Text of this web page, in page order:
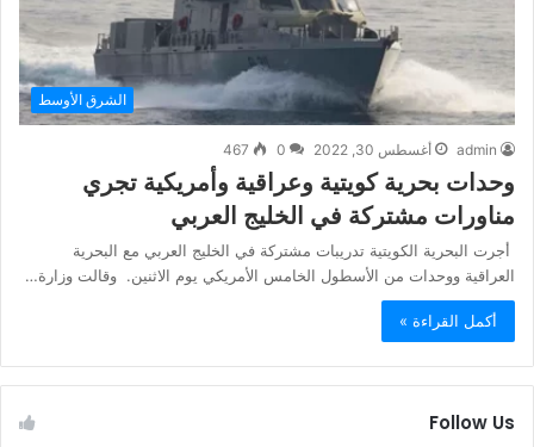
الشرق الأوسط
admin أغسطس 30, 2022 0
467
وحدات بحرية كويتية وعراقية وأمريكية تجري
مناورات مشتركة في الخليج العربي
أجرت البحرية الكويتية تدريبات مشتركة في الخليج العربي مع البحرية
العراقية ووحدات من الأسطول الخامس الأمريكي يوم الاثنين. وقالت وزارة…
أكمل القراءة »
Follow Us